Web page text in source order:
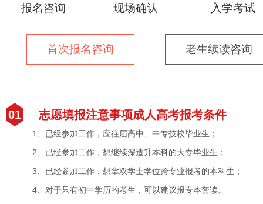
报名咨询 现场确认 入学考试
首次报名咨询 老生续读咨询
01 志愿填报注意事项成人高考报考条件
1、已经参加工作，应往届高中、中专技校毕业生；
2、已经参加工作，想继续深造升本科的大专毕业生；
3、已经参加工作，想拿双学士学位跨专业报考的本科生；
4、对于只有初中学历的考生，可以建议报专本套读。